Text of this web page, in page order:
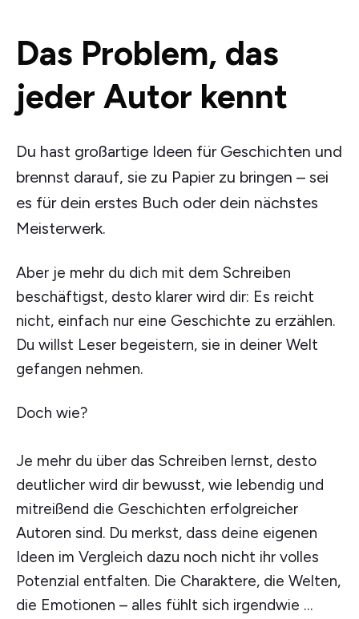
Das Problem, das
jeder Autor kennt
Du hast großartige Ideen für Geschichten und
brennst darauf, sie zu Papier zu bringen – sei
es für dein erstes Buch oder dein nächstes
Meisterwerk.
Aber je mehr du dich mit dem Schreiben
beschäftigst, desto klarer wird dir: Es reicht
nicht, einfach nur eine Geschichte zu erzählen.
Du willst Leser begeistern, sie in deiner Welt
gefangen nehmen.
Doch wie?
Je mehr du über das Schreiben lernst, desto
deutlicher wird dir bewusst, wie lebendig und
mitreißend die Geschichten erfolgreicher
Autoren sind. Du merkst, dass deine eigenen
Ideen im Vergleich dazu noch nicht ihr volles
Potenzial entfalten. Die Charaktere, die Welten,
die Emotionen – alles fühlt sich irgendwie …